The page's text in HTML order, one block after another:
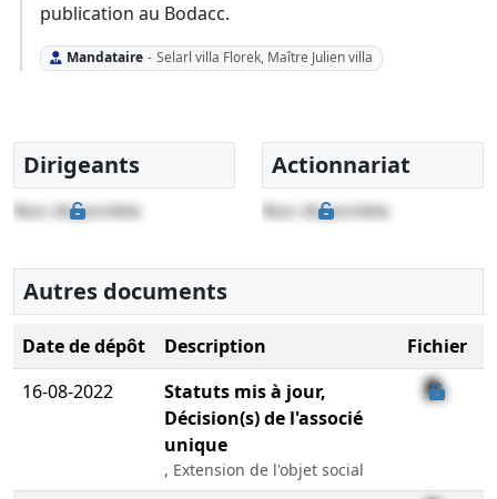
publication au Bodacc.
Mandataire - Selarl villa Florek, Maître Julien villa
Dirigeants
Non disponible
Actionnariat
Non disponible
Autres documents
Date de dépôt Description
Fichier
16-08-2022
Statuts mis à jour,
Décision(s) de l'associé
unique
, Extension de l'objet social